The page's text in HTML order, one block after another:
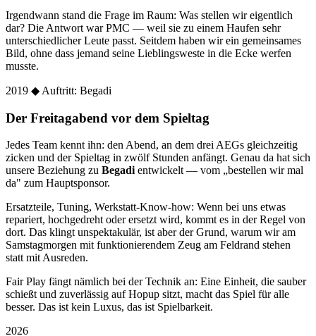
Irgendwann stand die Frage im Raum: Was stellen wir eigentlich
dar? Die Antwort war PMC — weil sie zu einem Haufen sehr
unterschiedlicher Leute passt. Seitdem haben wir ein gemeinsames
Bild, ohne dass jemand seine Lieblingsweste in die Ecke werfen
musste.
2019 ◆ Auftritt: Begadi
Der Freitagabend vor dem Spieltag
Jedes Team kennt ihn: den Abend, an dem drei AEGs gleichzeitig
zicken und der Spieltag in zwölf Stunden anfängt. Genau da hat sich
unsere Beziehung zu Begadientwickelt — vom „bestellen wir mal
da" zum Hauptsponsor.
Ersatzteile, Tuning, Werkstatt-Know-how: Wenn bei uns etwas
repariert, hochgedreht oder ersetzt wird, kommt es in der Regel von
dort. Das klingt unspektakulär, ist aber der Grund, warum wir am
Samstagmorgen mit funktionierendem Zeug am Feldrand stehen
statt mit Ausreden.
Fair Play fängt nämlich bei der Technik an: Eine Einheit, die sauber
schießt und zuverlässig auf Hopup sitzt, macht das Spiel für alle
besser. Das ist kein Luxus, das ist Spielbarkeit.
2026